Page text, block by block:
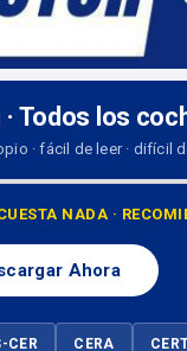
Todos los
· fácil de leer · difícil
NADA ·
Ahora
CER CERA